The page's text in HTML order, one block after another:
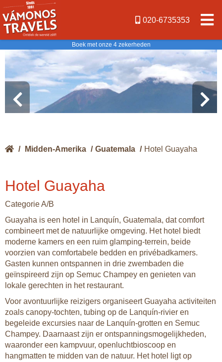
020-6735353
Boek met onze 4 zekerheden
/ Midden-Amerika / Guatemala / Hotel Guayaha
Hotel Guayaha
Categorie A/B
Guayaha is een hotel in Lanquín, Guatemala, dat comfort
combineert met de natuurlijke omgeving. Het hotel biedt
moderne kamers en een ruim glamping-terrein, beide
voorzien van comfortabele bedden en privébadkamers.
Gasten kunnen ontspannen in drie zwembaden die
geïnspireerd zijn op Semuc Champey en genieten van
lokale gerechten in het restaurant.
Voor avontuurlijke reizigers organiseert Guayaha activiteiten
zoals canopy-tochten, tubing op de Lanquín-rivier en
begeleide excursies naar de Lanquín-grotten en Semuc
Champey. Daarnaast zijn er ontspanningsmogelijkheden,
waaronder een kampvuur, openluchtbioscoop en
hangmatten te midden van de natuur. Het hotel ligt op